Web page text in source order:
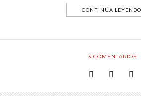
CONTINÚA LEYENDO
3 COMENTARIOS